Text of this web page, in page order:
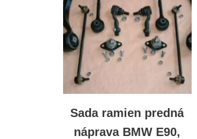
Sada ramien predná
náprava BMW E90,